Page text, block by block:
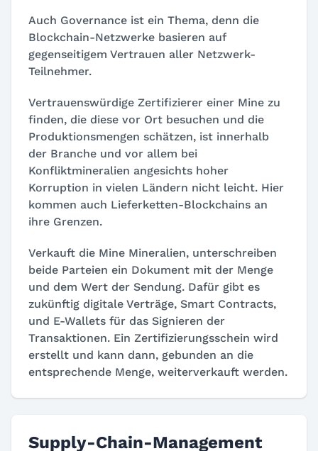
Auch Governance ist ein Thema, denn die
Blockchain-Netzwerke basieren auf
gegenseitigem Vertrauen aller Netzwerk-
Teilnehmer.
Vertrauenswürdige Zertifizierer einer Mine zu
finden, die diese vor Ort besuchen und die
Produktionsmengen schätzen, ist innerhalb
der Branche und vor allem bei
Konfliktmineralien angesichts hoher
Korruption in vielen Ländern nicht leicht. Hier
kommen auch Lieferketten-Blockchains an
ihre Grenzen.
Verkauft die Mine Mineralien, unterschreiben
beide Parteien ein Dokument mit der Menge
und dem Wert der Sendung. Dafür gibt es
zukünftig digitale Verträge, Smart Contracts,
und E-Wallets für das Signieren der
Transaktionen. Ein Zertifizierungsschein wird
erstellt und kann dann, gebunden an die
entsprechende Menge, weiterverkauft werden.
Supply-Chain-Management